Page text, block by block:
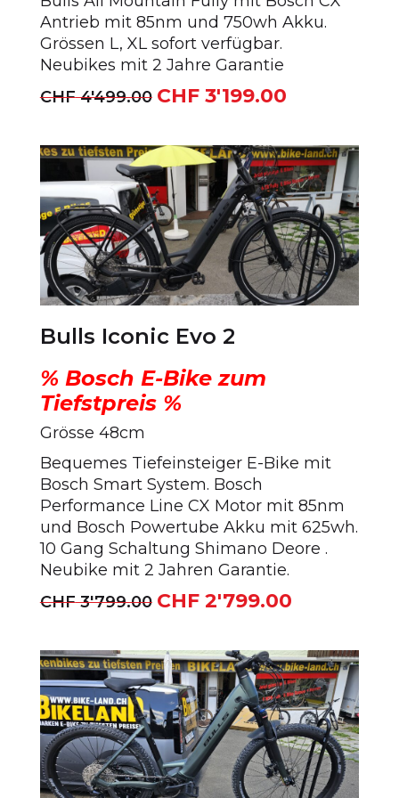
Antrieb mit 85nm und 750wh Akku.
Grössen L, XL sofort verfügbar.
Neubikes mit 2 Jahre Garantie
CHF4'499.00 Ursprünglicher
war:
CHF 4'499.00
CHF3'199.00Aktueller
ist:
CHF 3'199.00.
Bulls Iconic Evo 2
% Bosch E-Bike zum
Tiefstpreis %
Grösse 48cm
Bequemes Tiefeinsteiger E-Bike mit
Bosch Smart System. Bosch
Performance Line CX Motor mit 85nm
und Bosch Powertube Akku mit 625wh.
10 Gang Schaltung Shimano Deore .
Neubike mit 2 Jahren Garantie.
CHF3'799.00 Ursprünglicher
war:
CHF 3'799.00
CHF2'799.00Aktueller
ist:
CHF 2'799.00.